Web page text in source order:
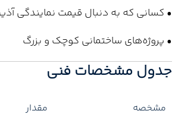
• کسانی که به دنبال قیمت نمایندگی
• پروژه‌های ساختمانی کوچک و بزرگ
جدول مشخصات فنی
مشخصه مقدار